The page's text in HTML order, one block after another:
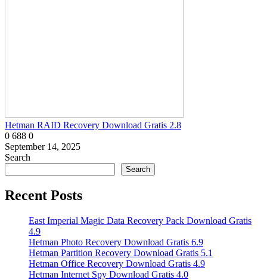
Hetman RAID Recovery Download Gratis 2.8
0 688 0
September 14, 2025
Search
Search
Recent Posts
East Imperial Magic Data Recovery Pack Download Gratis
4.9
Hetman Photo Recovery Download Gratis 6.9
Hetman Partition Recovery Download Gratis 5.1
Hetman Office Recovery Download Gratis 4.9
Hetman Internet Spy Download Gratis 4.0